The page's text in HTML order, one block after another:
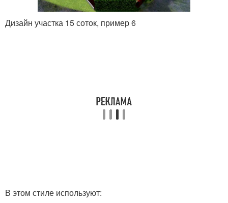
Дизайн участка 15 соток, пример 6
В этом стиле используют: